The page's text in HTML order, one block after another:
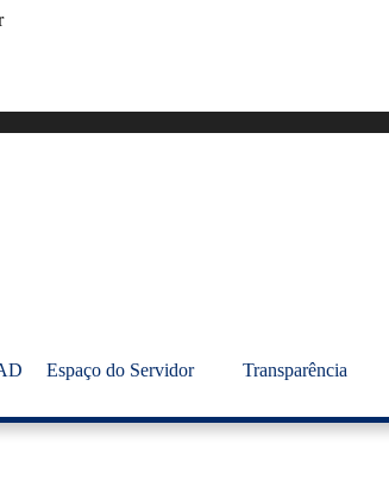
Espaço do Servidor Transparência